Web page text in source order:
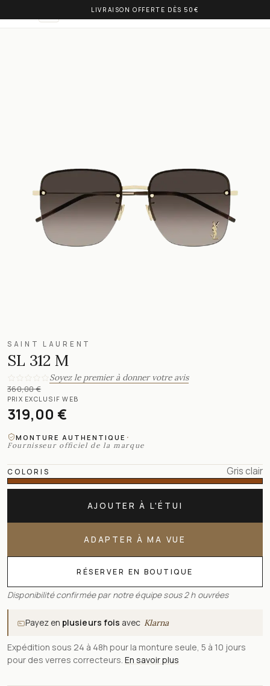
LIVRAISON OFFERTE DÈS 50€
OLIVIA BALM
SAINT LAURENT
SL 312 M
Soyez le premier à donner votre avis
360,00 €
PRIX EXCLUSIF WEB
319,00 €
MONTURE AUTHENTIQUE ·
Fournisseur officiel de la marque
COLORIS Gris clair
AJOUTER À L'ÉTUI
ADAPTER À MA VUE
RÉSERVER EN BOUTIQUE
Disponibilité confirmée par notre équipe sous 2 h ouvrées
Payez en plusieurs fois avec Klarna
Expédition sous 24 à 48h pour la monture seule, 5 à 10 jours
pour des verres correcteurs. En savoir plus